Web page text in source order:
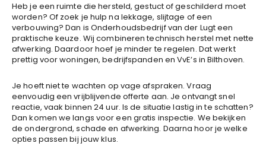
Heb je een ruimte die hersteld, gestuct of geschilderd moet
worden? Of zoek je hulp na lekkage, slijtage of een
verbouwing? Dan is Onderhoudsbedrijf van der Lugt een
praktische keuze. Wij combineren technisch herstel met nette
afwerking. Daardoor hoef je minder te regelen. Dat werkt
prettig voor woningen, bedrijfspanden en VvE’s in Bilthoven.
Je hoeft niet te wachten op vage afspraken. Vraag
eenvoudig een vrijblijvende offerte aan. Je ontvangt snel
reactie, vaak binnen 24 uur. Is de situatie lastig in te schatten?
Dan komen we langs voor een gratis inspectie. We bekijken
de ondergrond, schade en afwerking. Daarna hoor je welke
opties passen bij jouw klus.